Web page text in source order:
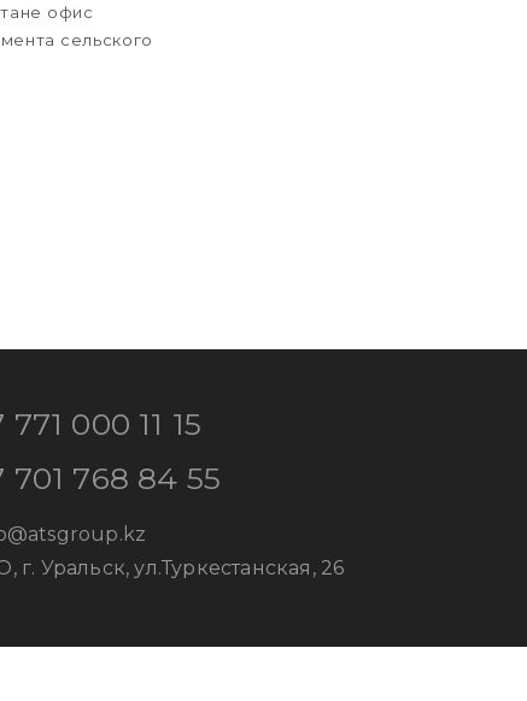
офис
сельского
771 000 11 15
701 768 84 55
г. Уральск, ул.Туркестанская, 26